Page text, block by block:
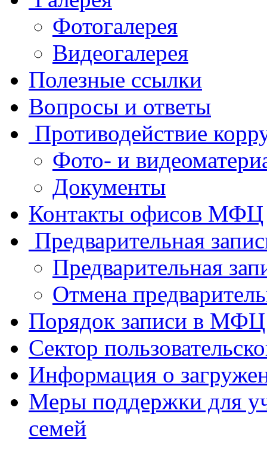
Фотогалерея
Видеогалерея
Полезные ссылки
Вопросы и ответы
Противодействие
Фото- и
Документы
Контакты офисов МФЦ
Предварительная
Предварительная
Отмена
Порядок записи в МФЦ
Сектор
Информация о
Меры поддержки для
семей